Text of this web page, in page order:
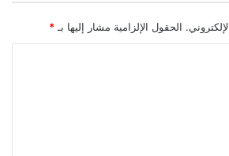
الحقول الإلزامية مشار إليها بـ *